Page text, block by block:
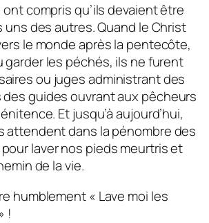
compris qu’ils devaient être
uns des autres. Quand le Christ
le monde après la pentecôte,
garder les péchés, ils ne furent
ou juges administrant des
guides ouvrant aux pêcheurs
Et jusqu’à aujourd’hui,
attendent dans la pénombre des
laver nos pieds meurtris et
de la vie.
humblement « Lave moi les
!